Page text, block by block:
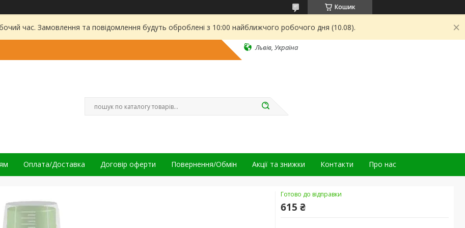
Кошик
час. Замовлення та повідомлення будуть оброблені з 10:00 найближчого робочого дня (10.08).
Львів, Україна
Оплата/Доставка Договір оферти Повернення/Обмін Акції та знижки Контакти Про нас
Готово до відправки
615 ₴